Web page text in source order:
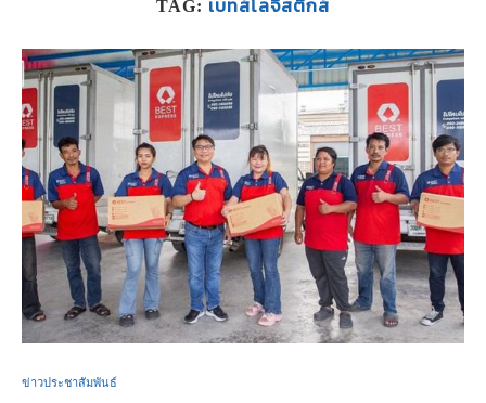
TAG: เบทส์โลจิสติกส์
ข่าวประชาสัมพันธ์